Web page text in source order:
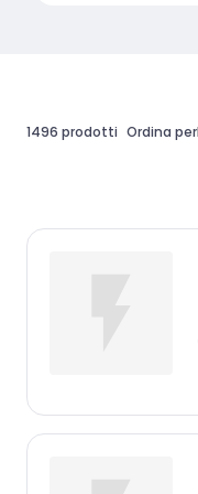
1496 prodotti Ordina per